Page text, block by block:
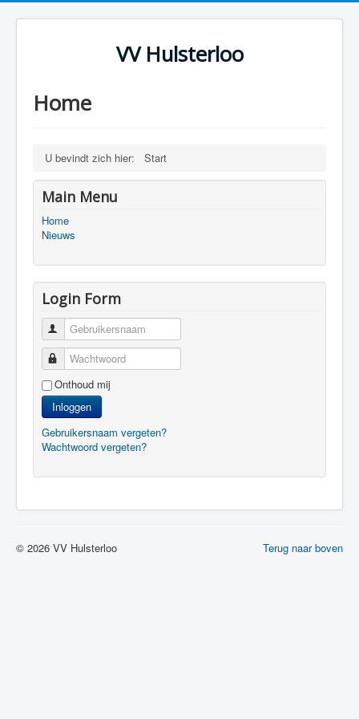
VV Hulsterloo
Home
U bevindt zich hier: Start
Main Menu
Home
Nieuws
Login Form
Gebruikersnaam
Wachtwoord
Onthoud mij
Inloggen
Gebruikersnaam vergeten?
Wachtwoord vergeten?
Terug naar boven
© 2026 VV Hulsterloo